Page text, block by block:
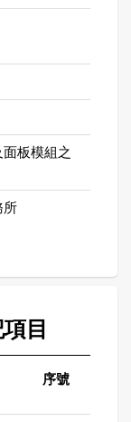
板模組之
所
目
序號